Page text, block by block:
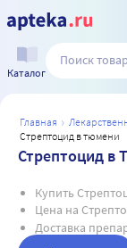
Каталог
главная
стрептоцид в тюмени
Стрептоцид в
Купить
Цена на
Доставка